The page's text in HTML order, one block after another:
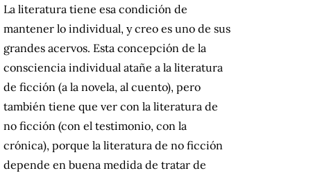
La literatura tiene esa condición de
mantener lo individual, y creo es uno de sus
grandes acervos. Esta concepción de la
consciencia individual atañe a la literatura
de ficción (a la novela, al cuento), pero
también tiene que ver con la literatura de
no ficción (con el testimonio, con la
crónica), porque la literatura de no ficción
depende en buena medida de tratar de